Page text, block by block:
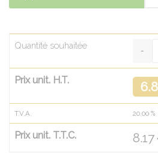
Quantité souhaitée
Prix unit. H.T.
T.V.A. 20.00 %
Prix unit. T.T.C. 8.17